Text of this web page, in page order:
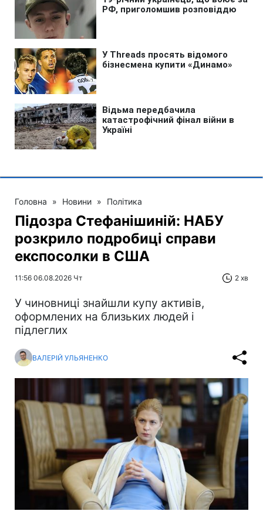
Головна » Новини » Політика
Підозра Стефанішиній: НАБУ
розкрило подробиці справи
експосолки в США
11:56 06.08.2026 Чт 2 хв
У чиновниці знайшли купу активів,
оформлених на близьких людей і
підлеглих
ВАЛЕРІЙ УЛЬЯНЕНКО